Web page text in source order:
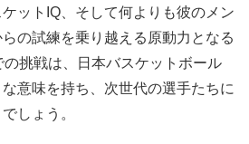
ットIQ、そして何よりも彼のメン
の試練を乗り越える原動力となる
挑戦は、日本バスケットボール
意味を持ち、次世代の選手たちに
しょう。